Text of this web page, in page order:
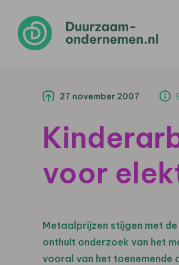
27 november 2007
voor
Metaalprijzen stijgen met
onthult onderzoek van het
vooral van het toenemende